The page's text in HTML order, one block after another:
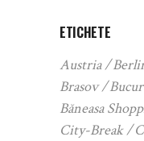
ETICHETE
Austria
Brasov
Băneasa
City-Break